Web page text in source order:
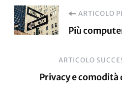
articoli
ARTICOLO
Più
ARTICOLO
Privacy e comodità